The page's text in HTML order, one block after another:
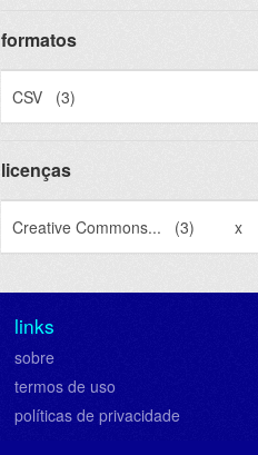
formatos
CSV (3)
licenças
Creative Commons... (3) x
links
sobre
termos de uso
políticas de privacidade